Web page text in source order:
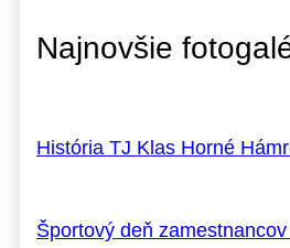
Najnovšie
História TJ Klas Horné
Športový deň